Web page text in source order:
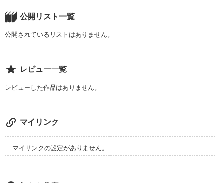
その手紙が、時候の挨拶などの前文を省略した急なもので、十
分に思いを尽くすことができなかったことを詫びるために用い
られる結語。 「前略」「冠省」「急呈」「急啓」「略啓」など
僕の叔父さんに対する想いはまさにこの言葉こそ相応しい。
これは僕が叔父さんに送る、短くも儚い、後悔の手紙みたいな
公開リスト一覧
公開されているリストはありません。
レビュー一覧
レビューした作品はありません。
マイリンク
マイリンクの設定がありません。